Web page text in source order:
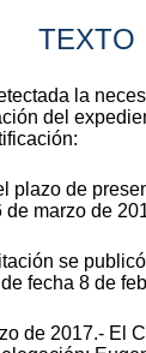
TEXTO
la
del
plazo de
de marzo de
se
fecha 8 de
de 2017.- El